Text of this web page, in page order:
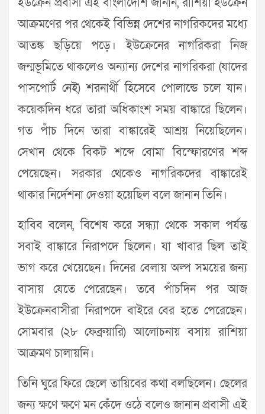
ইউক্রেন প্রবাসী এই বাংলাদেশি জানান, রাশিয়া ইউক্রেন
আক্রমণের পর থেকেই বিভিন্ন দেশের নাগরিকদের মধ্যে
আতঙ্ক ছড়িয়ে পড়ে। ইউক্রেনের নাগরিকরা নিজ
জন্মভূমিতে থাকলেও অন্যান্য দেশের নাগরিকরা (যাদের
পাসপোর্ট নেই) শরনার্থী হিসেবে পোলান্ডে চলে যান।
কয়েকদিন ধরে তারা অধিকাংশ সময় বাঙ্কারে ছিলেন।
গত পাঁচ দিনে তারা বাঙ্কারেই আশ্রয় নিয়েছিলেন।
সেখান থেকে বিকট শব্দে বোমা বিস্ফোরণের শব্দ
পেয়েছেন। সরকার থেকেও নাগরিকদের বাঙ্কারেই
থাকার নির্দেশনা দেওয়া হয়েছিল বলে জানান তিনি।
হাবিব বলেন, বিশেষ করে সন্ধ্যা থেকে সকাল পর্যন্ত
সবাই বাঙ্কারে নিরাপদে ছিলেন। যা খাবার ছিল তাই
ভাগ করে খেয়েছেন। দিনের বেলায় অল্প সময়ের জন্য
বাসায় যেতে পেরেছেন। তবে পাঁচদিন পর আজ
ইউক্রেনবাসীরা নিরাপদে বাইরে বের হতে পেরেছেন।
সোমবার (২৮ ফেব্রুয়ারি) আলোচনায় বসায় রাশিয়া
আক্রমণ চালায়নি।
তিনি ঘুরে ফিরে ছেলে তায়িবের কথা বলছিলেন। ছেলের
জন্য ক্ষণে ক্ষণে মন কেঁদে ওঠে বলেও জানান প্রবাসী এই